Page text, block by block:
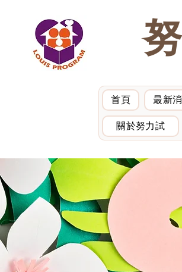
首頁 最新
關於努力試